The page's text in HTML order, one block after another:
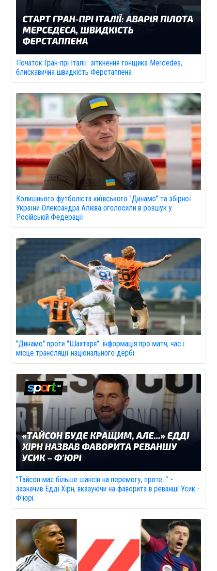
Початок Гран-прі Італії: зіткнення гонщика Mercedes,
блискавична швидкість Ферстаппена
Колишнього футболіста київського "Динамо" та збірної
України Олександра Алієва оголосили в розшук у
Російській Федерації.
"Динамо" проти "Шахтаря": інформація про матч, час і
місце трансляції національного дербі.
"Тайсон має більше шансів на перемогу, проте..." -
зазначив Едді Хірн, вказуючи на фаворита в реванші Усик -
Ф'юрі.